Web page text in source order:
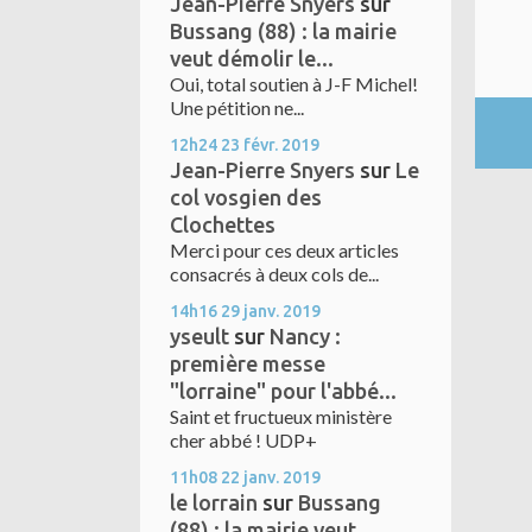
Bussang (88) : la mairie
veut démolir le...
Oui, total soutien à J-F Michel!
Une pétition ne...
12h24 23 févr. 2019
Jean-Pierre Snyers sur Le
col vosgien des
Clochettes
Merci pour ces deux articles
consacrés à deux cols de...
14h16 29 janv. 2019
yseult sur Nancy :
première messe
"lorraine" pour l'abbé...
Saint et fructueux ministère
cher abbé ! UDP+
11h08 22 janv. 2019
le lorrain sur Bussang